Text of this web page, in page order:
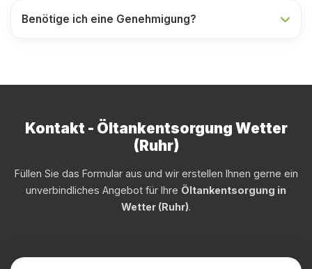
Benötige ich eine Genehmigung?
Kontakt - Öltankentsorgung Wetter
(Ruhr)
Füllen Sie das Formular aus und wir erstellen Ihnen gerne ein
unverbindliches Angebot für Ihre Öltankentsorgung in
Wetter (Ruhr).